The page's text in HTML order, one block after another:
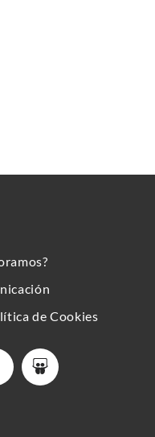
de Cookies